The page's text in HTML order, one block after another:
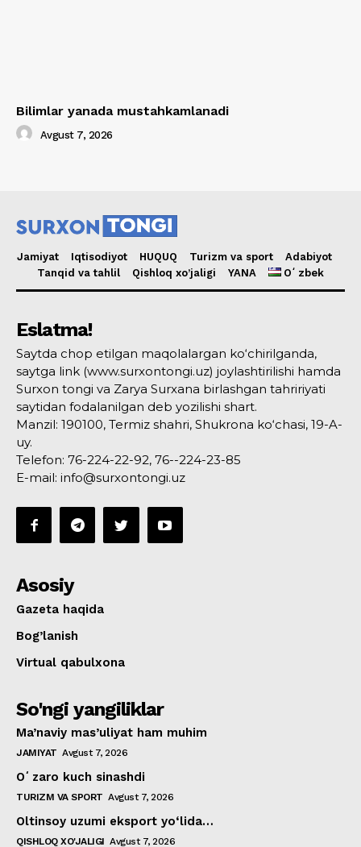
Bilimlar yanada mustahkamlanadi
Avgust 7, 2026
Jamiyat Iqtisodiyot HUQUQ Turizm va sport
Adabiyot
Tanqid va tahlil
Qishloq xo’jaligi YANA Oʻzbek
Eslatma!
Saytda chop etilgan maqolalargan ko‘chirilganda,
saytga link (www.surxontongi.uz) joylashtirilishi hamda
Surxon tongi va Zarya Surxana birlashgan tahririyati
saytidan fodalanilgan deb yozilishi shart.
Manzil: 190100, Termiz shahri, Shukrona ko‘chasi, 19-A-
uy.
Telefon: 76-224-22-92, 76--224-23-85
E-mail: info@surxontongi.uz
Asosiy
Gazeta haqida
Bog’lanish
Virtual qabulxona
So'ngi yangiliklar
Ma’naviy mas’uliyat ham muhim
JAMIYAT Avgust 7, 2026
Oʻzaro kuch sinashdi
TURIZM VA SPORT Avgust 7, 2026
Oltinsoy uzumi eksport yo‘lida…
QISHLOQ XO'JALIGI Avgust 7, 2026